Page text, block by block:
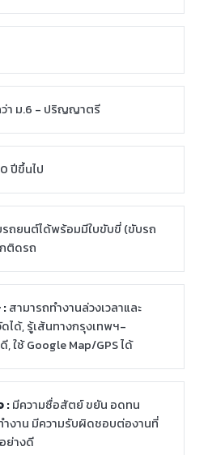
า ม.6 - ปริญญาตรี
ปีขึ้นไป
ถยนต์ได้พร้อมมีใบขับขี่ (ขับรถ
ติดรถ
:สามารถทำงานล่วงเวลาและ
ได้, รู้เส้นทางกรุงเทพฯ-
ใช้ Google Map/GPS ได้
:มีความซื่อสัตย์ ขยัน อดทน
ำงาน มีความรับผิดชอบต่องานที่
ย่างดี